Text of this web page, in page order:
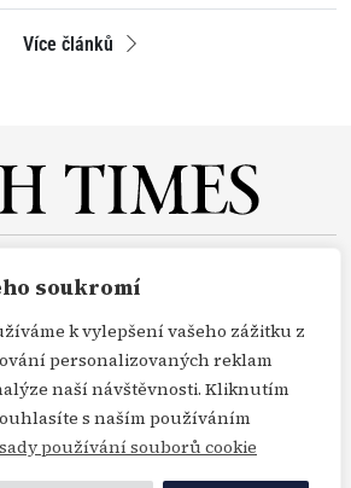
soukromí
k vylepšení vašeho zážitku z
personalizovaných reklam
naší návštěvnosti. Kliknutím
s naším používáním
používání souborů cookie
Více článků
Epoch Times ČR © 2000-2026